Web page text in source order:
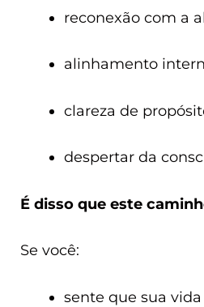
reconexão com a
alinhamento
clareza de
despertar da
É disso que este
Se você:
sente que sua